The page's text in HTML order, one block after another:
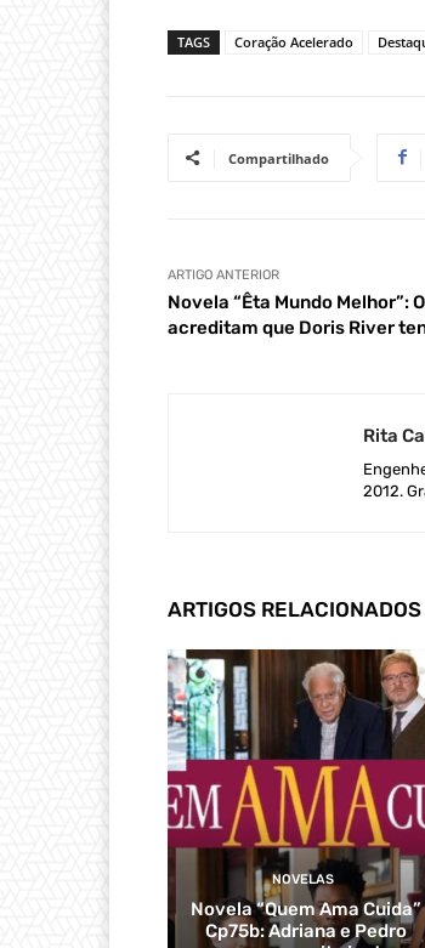
TAGS Coração Acelerado
Compartilhado
ARTIGO ANTERIOR
Novela “Êta Mundo Melhor”:
acreditam que Doris River
Rita
2012.
ARTIGOS RELACIONADOS
NOVELAS
Novela “Quem Ama Cuida”
Cp75b: Adriana e Pedro